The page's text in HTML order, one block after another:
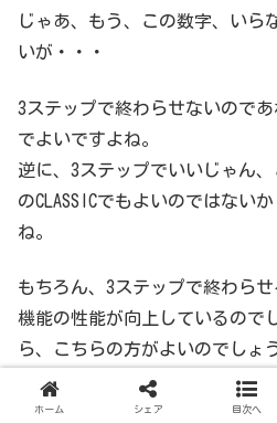
じゃあ、もう、この数字、いら
いが・・・
3ステップで終わらせないので
でよいですよね。
逆に、3ステップでいいじゃん
のCLASSICでもよいのではない
ね。
もちろん、3ステップで終わら
機能の性能が向上しているので
ら、こちらの方がよいのでしょ
価格
ホーム シェア 目次へ